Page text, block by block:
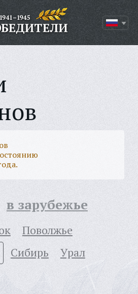
в зарубежье
Поволжье
Сибирь
Урал